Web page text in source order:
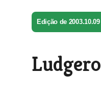
Edição de 2003.10.09